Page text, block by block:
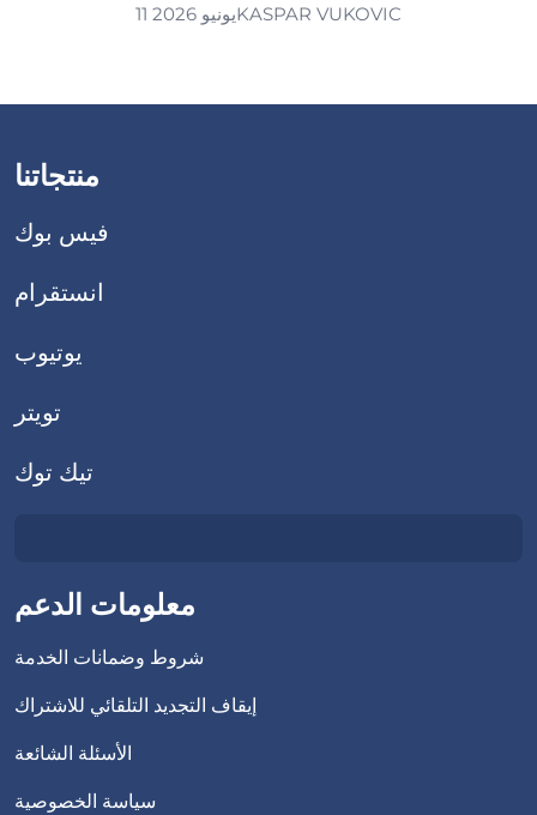
11 يونيو 2026KASPAR VUKOVIC
منتجاتنا
فيس بوك
انستقرام
يوتيوب
تويتر
تيك توك
معلومات الدعم
شروط وضمانات الخدمة
إيقاف التجديد التلقائي للاشتراك
الأسئلة الشائعة
سياسة الخصوصية